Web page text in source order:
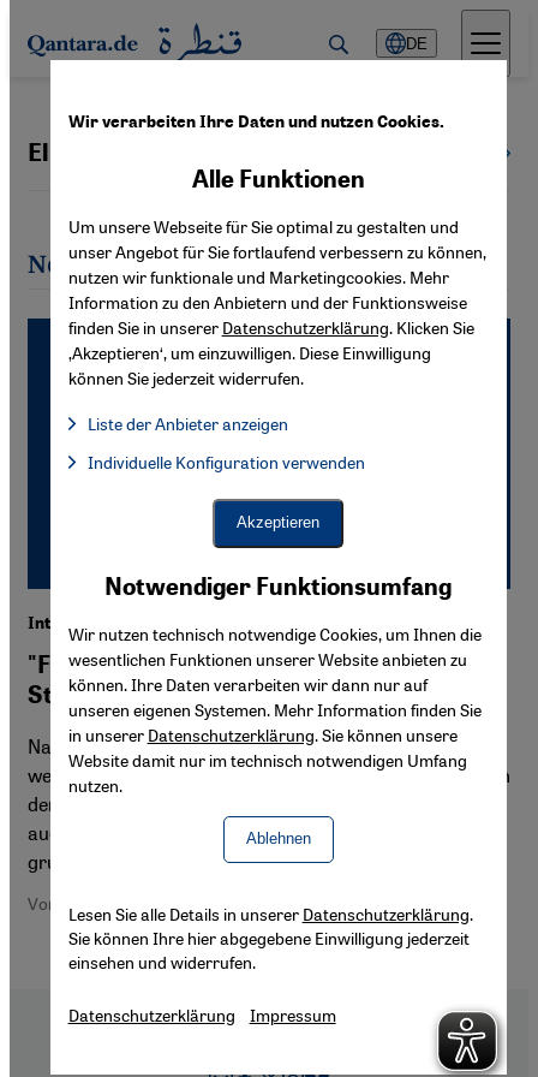
Direkt zum Inhalt springen
DE
Elbeyi Güvercin
Neueste Artikel von Elbeyi Güvercin
Interview mit Bülent Ucar
"Furcht vor einem verordneten
Staatsislam"
Nach Ansicht von Bülent Ucar muss sich der
weltanschaulich neutrale Staat aus den konkreten Fragen
der islamischen Theologie heraushalten. Er fordert aber
auch von den muslimischen Verbänden, sich
grundlegend umzustrukturieren.
Von Elbeyi Güvercin
Wir verarbeiten Ihre Daten und nutzen Cookies.
Notwendiger Funktionsumfang
Wir nutzen technisch notwendige Cookies, um Ihnen die
wesentlichen Funktionen unserer Website anbieten zu
können. Ihre Daten verarbeiten wir dann nur auf
unseren eigenen Systemen. Mehr Information finden Sie
in unserer Datenschutzerklärung. Sie können unsere
Website damit nur im technisch notwendigen Umfang
nutzen.
Ablehnen
Alle Funktionen
Um unsere Webseite für Sie optimal zu gestalten und
unser Angebot für Sie fortlaufend verbessern zu können,
nutzen wir funktionale und Marketingcookies. Mehr
Information zu den Anbietern und der Funktionsweise
finden Sie in unserer Datenschutzerklärung. Klicken Sie
‚Akzeptieren‘, um einzuwilligen. Diese Einwilligung
können Sie jederzeit widerrufen.
Liste der Anbieter anzeigen
Facebook Embed / Facebook Connect, Google Maps Embed,
Facebook Embed / Facebook Connect
Google Maps Embed
Individuelle Konfiguration verwenden
Akzeptieren
Lesen Sie alle Details in unserer Datenschutzerklärung.
Sie können Ihre hier abgegebene Einwilligung jederzeit
einsehen und widerrufen.
Datenschutzerklärung Impressum